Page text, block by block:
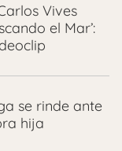
Vives
el Mar’:
se rinde ante
hija